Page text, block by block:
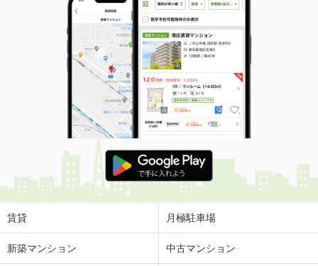
賃貸 月極駐車場
新築マンション 中古マンション